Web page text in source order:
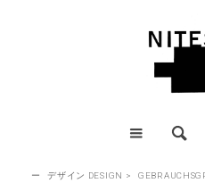
ー デザイン DESIGN >